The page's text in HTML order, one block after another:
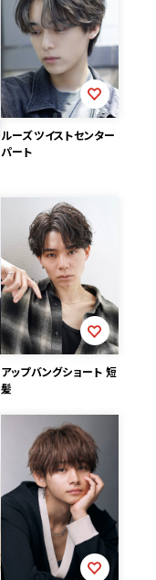
ルーズツイストセンター
パート
アップバングショート 短
髪